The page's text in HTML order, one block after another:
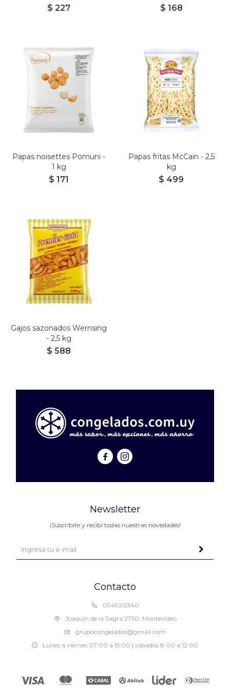
$ 227 $ 168
Papas noisettes Pomuni -
1 kg
$ 171
Papas fritas McCain - 2,5
kg
$ 499
Gajos sazonados Wernsing
- 2,5 kg
$ 588
 
Contacto
094920340
Joaquín de la Sagra 2750, Montevideo
grupocongelados@gmail.com
Lunes a viernes 07:00 a 15:00 | sábados 8:00 a 12:00
Newsletter
¡Suscribite y recibí todas nuestras novedades!